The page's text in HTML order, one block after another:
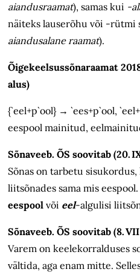
aiandusraamat), samas kui -
näiteks lauserõhu või -rütmi
aiandusalane raamat).
Õigekeelsussõnaraamat
alus)
{`eel+p`ool} → `ees+p`ool,
eespool mainitud,
Sõnaveeb. ÕS soovitab (20.
Sõnas on tarbetu sisukordus,
liitsõnades sama mis
eespool või eel-algulisi
Sõnaveeb. ÕS soovitab (8.
Varem on keelekorralduses
vältida, aga enam mitte.